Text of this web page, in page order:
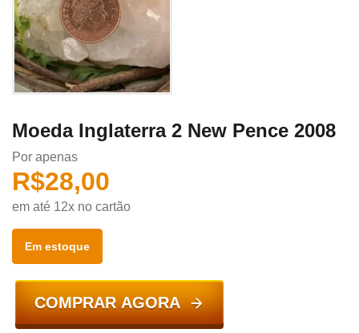
Moeda Inglaterra 2 New Pence 2008
Por apenas
R$28,00
em até 12x no cartão
Em estoque
COMPRAR AGORA